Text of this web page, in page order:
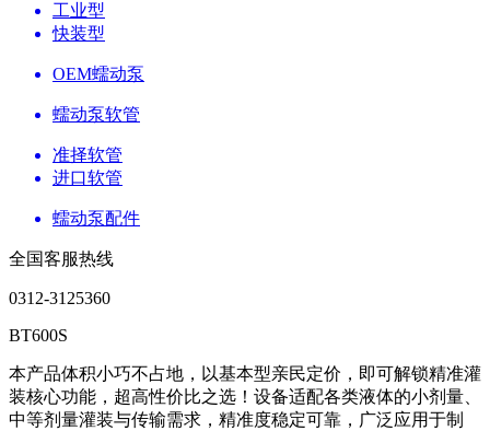
工业型
快装型
OEM蠕动泵
蠕动泵软管
准择软管
进口软管
蠕动泵配件
全国客服热线
0312-3125360
BT600S
本产品体积小巧不占地，以基本型亲民定价，即可解锁精准灌
装核心功能，超高性价比之选！设备适配各类液体的小剂量、
中等剂量灌装与传输需求，精准度稳定可靠，广泛应用于制